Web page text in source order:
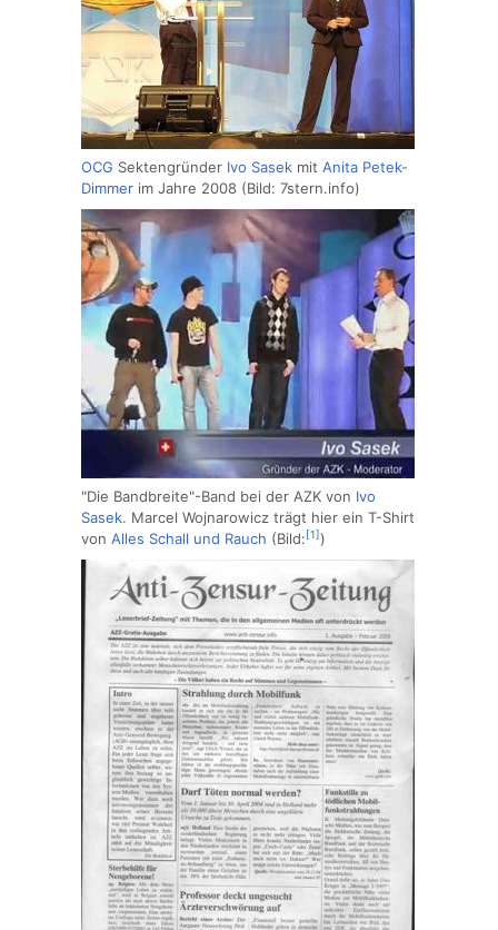
OCG Sektengründer Ivo Sasek mit Anita Petek-
Dimmer im Jahre 2008 (Bild: 7stern.info)
"Die Bandbreite"-Band bei der AZK von Ivo
Sasek. Marcel Wojnarowicz trägt hier ein T-Shirt
von Alles Schall und Rauch (Bild: [1])